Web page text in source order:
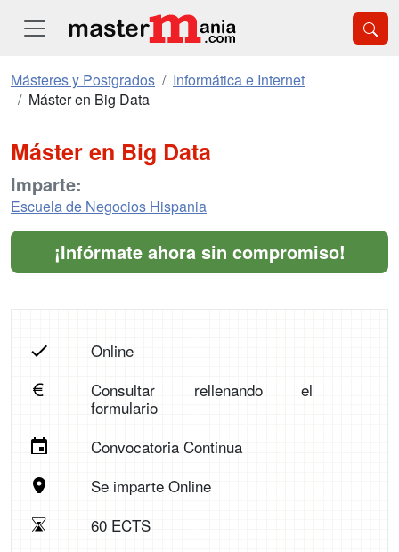
Másteres y Postgrados
Informática e Internet
Máster en Big Data
Máster en Big Data
Imparte:
Escuela de Negocios Hispania
¡Infórmate ahora sin compromiso!
Online
Consultar rellenando el
formulario
Convocatoria Continua
Se imparte Online
60 ECTS